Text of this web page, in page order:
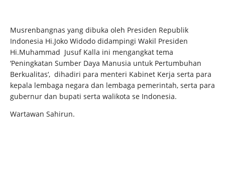
Musrenbangnas yang dibuka oleh Presiden Republik
Indonesia Hi.Joko Widodo didampingi Wakil Presiden
Hi.Muhammad Jusuf Kalla ini mengangkat tema
‘Peningkatan Sumber Daya Manusia untuk Pertumbuhan
Berkualitas‘, dihadiri para menteri Kabinet Kerja serta para
kepala lembaga negara dan lembaga pemerintah, serta para
gubernur dan bupati serta walikota se Indonesia.
Wartawan Sahirun.